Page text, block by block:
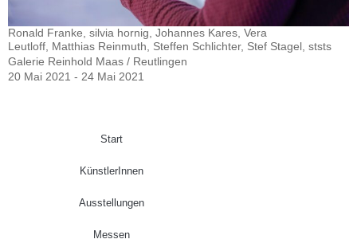
Ronald Franke, silvia hornig, Johannes Kares, Vera
Leutloff, Matthias Reinmuth, Steffen Schlichter, Stef Stagel, ststs
Galerie Reinhold Maas / Reutlingen
20 Mai 2021 - 24 Mai 2021
Start
KünstlerInnen
Ausstellungen
Messen